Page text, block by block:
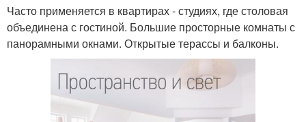
Часто применяется в квартирах - студиях, где столовая
объединена с гостиной. Большие просторные комнаты с
панорамными окнами. Открытые терассы и балконы.